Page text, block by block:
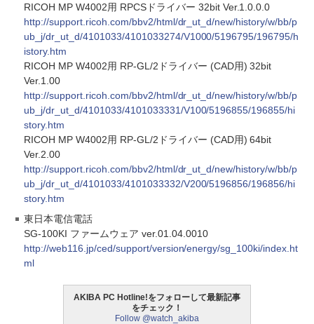
RICOH MP W4002用 RPCSドライバー 32bit Ver.1.0.0.0
http://support.ricoh.com/bbv2/html/dr_ut_d/new/history/w/bb/p
ub_j/dr_ut_d/4101033/4101033274/V1000/5196795/196795/h
istory.htm
RICOH MP W4002用 RP-GL/2ドライバー (CAD用) 32bit
Ver.1.00
http://support.ricoh.com/bbv2/html/dr_ut_d/new/history/w/bb/p
ub_j/dr_ut_d/4101033/4101033331/V100/5196855/196855/hi
story.htm
RICOH MP W4002用 RP-GL/2ドライバー (CAD用) 64bit
Ver.2.00
http://support.ricoh.com/bbv2/html/dr_ut_d/new/history/w/bb/p
ub_j/dr_ut_d/4101033/4101033332/V200/5196856/196856/hi
story.htm
東日本電信電話
SG-100KI ファームウェア ver.01.04.0010
http://web116.jp/ced/support/version/energy/sg_100ki/index.ht
ml
AKIBA PC Hotline!をフォローして最新記事
をチェック！
Follow @watch_akiba